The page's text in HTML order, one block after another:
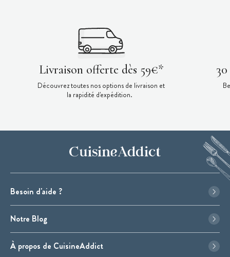
Livraison offerte dès 59€*
Découvrez toutes nos options de livraison et
la rapidité d'expédition.
Besoin d'aide ?
Notre Blog
À propos de CuisineAddict